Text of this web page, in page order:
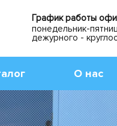
График работы
понедельник-
дежурного -
О нас